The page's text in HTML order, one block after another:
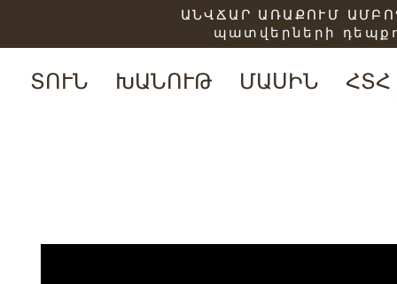
ՏՈՒՆ ԽԱՆՈՒԹ ՄԱՍԻՆ ՀՏՀ
ԱՆՎՃԱՐ ԱՌԱՔՈՒՄ
պատվերների